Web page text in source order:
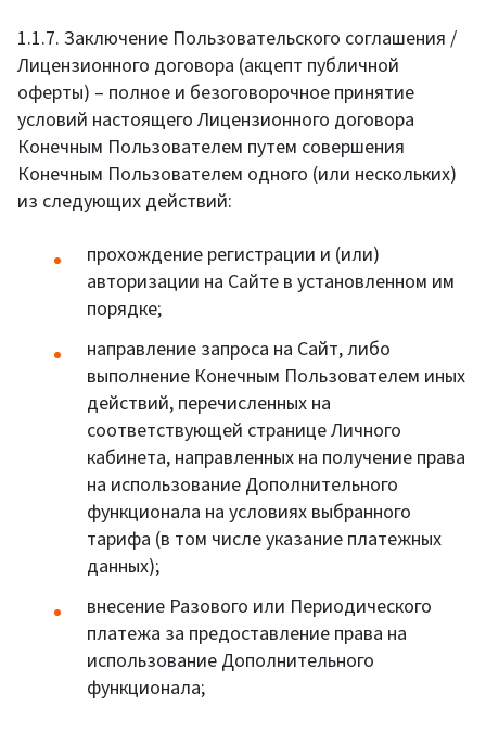
1.1.7. Заключение Пользовательского соглашения /
Лицензионного договора (акцепт публичной
оферты) – полное и безоговорочное принятие
условий настоящего Лицензионного договора
Конечным Пользователем путем совершения
Конечным Пользователем одного (или нескольких)
из следующих действий:
прохождение регистрации и (или)
авторизации на Сайте в установленном им
порядке;
направление запроса на Сайт, либо
выполнение Конечным Пользователем иных
действий, перечисленных на
соответствующей странице Личного
кабинета, направленных на получение права
на использование Дополнительного
функционала на условиях выбранного
тарифа (в том числе указание платежных
данных);
внесение Разового или Периодического
платежа за предоставление права на
использование Дополнительного
функционала;